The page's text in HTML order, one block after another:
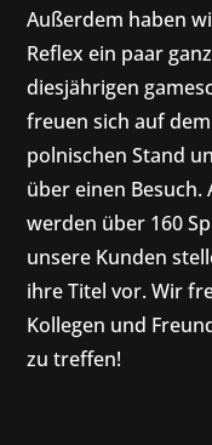
Außerdem haben
Reflex ein paar
diesjährigen
freuen sich auf
polnischen Stand
über einen Besuch.
werden über 160
unsere Kunden
ihre Titel vor. Wir
Kollegen und
zu treffen!